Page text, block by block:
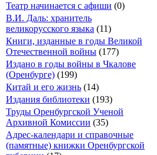
Театр начинается с афиши (0)
В.И. Даль: хранитель
великорусского языка (11)
Книги, изданные в годы Великой
Отечественной войны (177)
Издано в годы войны в Чкалове
(Оренбурге) (199)
Китай и его жизнь (14)
Издания библиотеки (193)
Труды Оренбургской Ученой
Архивной Комиссии (35)
Адрес-календари и справочные
(памятные) книжки Оренбургской